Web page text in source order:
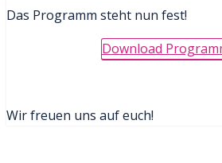
Das Programm steht nun fest!
Download
Wir freuen uns auf euch!